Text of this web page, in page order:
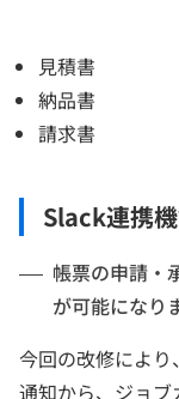
見積書
納品書
請求書
Slack連携
帳票の申請・
が可能になり
今回の改修によ
通知から、ジョ